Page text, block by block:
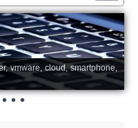
vmware, cloud, smartphone,